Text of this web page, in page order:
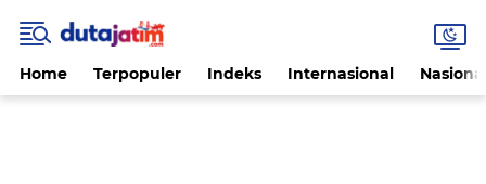
Home Terpopuler Indeks Internasional